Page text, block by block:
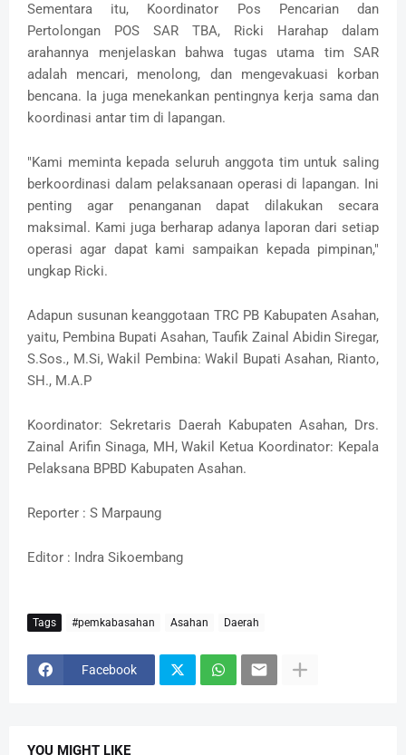
Sementara itu, Koordinator Pos Pencarian dan
Pertolongan POS SAR TBA, Ricki Harahap dalam
arahannya menjelaskan bahwa tugas utama tim SAR
adalah mencari, menolong, dan mengevakuasi korban
bencana. Ia juga menekankan pentingnya kerja sama dan
koordinasi antar tim di lapangan.
"Kami meminta kepada seluruh anggota tim untuk saling
berkoordinasi dalam pelaksanaan operasi di lapangan. Ini
penting agar penanganan dapat dilakukan secara
maksimal. Kami juga berharap adanya laporan dari setiap
operasi agar dapat kami sampaikan kepada pimpinan,"
ungkap Ricki.
Adapun susunan keanggotaan TRC PB Kabupaten Asahan,
yaitu, Pembina Bupati Asahan, Taufik Zainal Abidin Siregar,
S.Sos., M.Si, Wakil Pembina: Wakil Bupati Asahan, Rianto,
SH., M.A.P
Koordinator: Sekretaris Daerah Kabupaten Asahan, Drs.
Zainal Arifin Sinaga, MH, Wakil Ketua Koordinator: Kepala
Pelaksana BPBD Kabupaten Asahan.
Reporter : S Marpaung
Editor : Indra Sikoembang
Tags #pemkabasahan Asahan Daerah
Facebook
YOU MIGHT LIKE